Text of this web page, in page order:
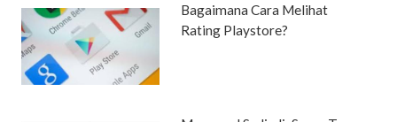
Bagaimana Cara Melihat
Rating Playstore?